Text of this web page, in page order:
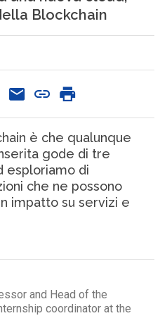
Blockchain
è che qualunque
gode di tre
esploriamo di
che ne possono
impatto su servizi e
and Head of the
coordinator at the